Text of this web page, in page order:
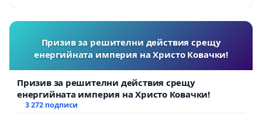
Призив за решителни действия срещу
енергийната империя на Христо Ковачки!
Призив за решителни действия срещу
енергийната империя на Христо Ковачки!
3 272 подписи